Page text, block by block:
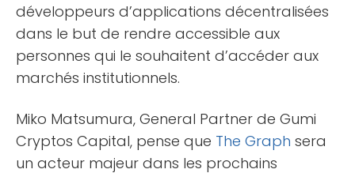
développeurs d’applications décentralisées
dans le but de rendre accessible aux
personnes qui le souhaitent d’accéder aux
marchés institutionnels.
Miko Matsumura, General Partner de Gumi
Cryptos Capital, pense que The Graph sera
un acteur majeur dans les prochains